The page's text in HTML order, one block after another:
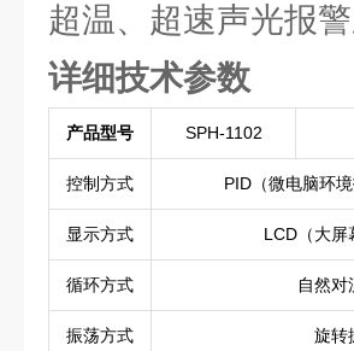
超温、超速声光报
详细技术参数
产品型号 SPH-1102
控制方式 PID（微电脑环
显示方式 LCD（大屏
循环方式 自然对
振荡方式 旋转